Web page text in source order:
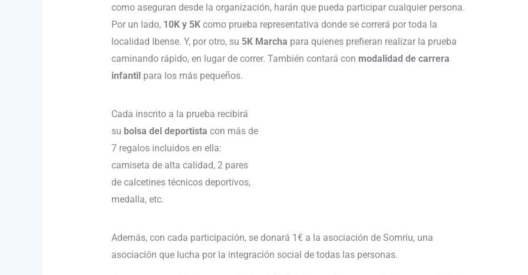
como aseguran desde la organización, harán que pueda participar cualquier persona.
Por un lado, 10K y 5Kcomo prueba representativa donde se correrá por toda la
localidad Ibense. Y, por otro, su 5K Marcha para quienes prefieran realizar la prueba
caminando rápido, en lugar de correr. También contará con modalidad de carrera
infantil para los más pequeños.
Cada inscrito a la prueba recibirá
su bolsa del deportista con más de
7 regalos incluidos en ella:
camiseta de alta calidad, 2 pares
de calcetines técnicos deportivos,
medalla, etc.
Además, con cada participación, se donará 1€ a la asociación de Somriu, una
asociación que lucha por la integración social de todas las personas.